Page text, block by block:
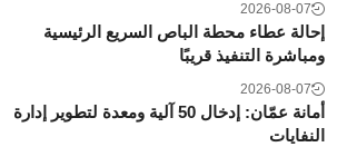
2026-08-07
إحالة عطاء محطة الباص السريع الرئيسية
ومباشرة التنفيذ قريبًا
2026-08-07
أمانة عمّان: إدخال 50 آلية ومعدة لتطوير إدارة
النفايات